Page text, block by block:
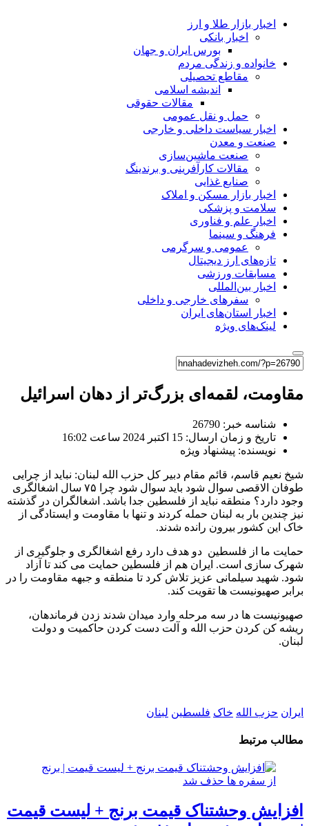
اخبار بازار طلا و ارز
اخبار بانکی
بورس ایران و جهان
خانواده و زندگی مردم
مقاطع تحصیلی
اندیشه اسلامی
مقالات حقوقی
حمل و نقل عمومی
اخبار سیاست داخلی و خارجی
صنعت و معدن
صنعت ماشین‌سازی
مقالات کارآفرینی و برندینگ
صنایع غذایی
اخبار بازار مسکن و املاک
سلامت و پزشکی
اخبار علم و فناوری
فرهنگ و سینما
عمومی و سرگرمی
تازه‌های ارز دیجیتال
مسابقات ورزشی
اخبار بین‌المللی
سفرهای خارجی و داخلی
اخبار استان‌های ایران
لینک‌های ویژه
مقاومت، لقمه‌ای بزرگ‌تر از دهان اسرائیل
شناسه خبر: 26790
تاریخ و زمان ارسال: 15 اکتبر 2024 ساعت 16:02
نویسنده: پیشنهاد ویژه
شیخ نعیم قاسم، قائم مقام دبیر کل حزب الله لبنان: نباید از چرایی
طوفان الاقصی سوال شود باید سوال شود چرا ۷۵ سال اشغالگری
وجود دارد؟ منطقه نباید از فلسطین جدا باشد. اشغالگران در گذشته
نیز چندین بار به لبنان حمله کردند و تنها با مقاومت و ایستادگی از
خاک این کشور بیرون رانده شدند.
حمایت ما از فلسطین دو هدف دارد رفع اشغالگری و جلوگیری از
شهرک سازی است. ایران هم از فلسطین حمایت می کند تا آزاد
شود. شهید سیلمانی عزیز تلاش کرد تا منطقه و جبهه مقاومت را در
برابر صهیونیست ها تقویت کند.
صهیونیست ها در سه مرحله وارد میدان شدند زدن فرماندهان،
ریشه کن کردن حزب الله و آلت دست کردن حاکمیت و دولت
لبنان.
ایران حزب الله خاک فلسطین لبنان
مطالب مرتبط
افزایش وحشتناک قیمت برنج + لیست قیمت